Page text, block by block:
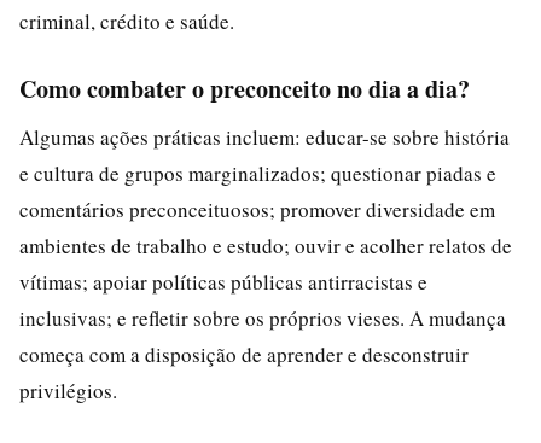
criminal, crédito e saúde.
Como combater o preconceito no dia a dia?
Algumas ações práticas incluem: educar-se sobre história
e cultura de grupos marginalizados; questionar piadas e
comentários preconceituosos; promover diversidade em
ambientes de trabalho e estudo; ouvir e acolher relatos de
vítimas; apoiar políticas públicas antirracistas e
inclusivas; e refletir sobre os próprios vieses. A mudança
começa com a disposição de aprender e desconstruir
privilégios.